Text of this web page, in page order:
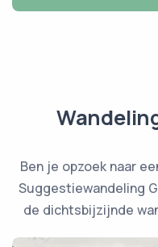
Ben je opzoek naar
Suggestiewandeling
de dichtsbijzijnde